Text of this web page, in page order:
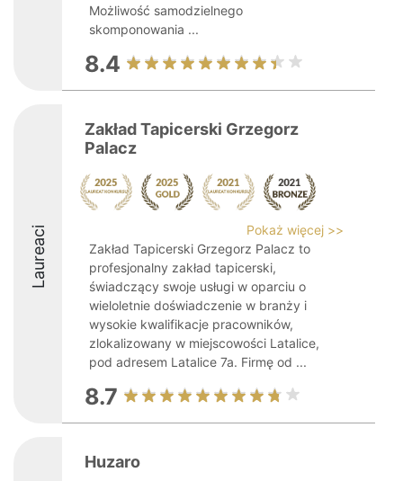
Możliwość samodzielnego
skomponowania ...
8.4
Laureaci
Zakład Tapicerski Grzegorz
Palacz
Pokaż więcej >>
Zakład Tapicerski Grzegorz Palacz to
profesjonalny zakład tapicerski,
świadczący swoje usługi w oparciu o
wieloletnie doświadczenie w branży i
wysokie kwalifikacje pracowników,
zlokalizowany w miejscowości Latalice,
pod adresem Latalice 7a. Firmę od ...
8.7
Huzaro